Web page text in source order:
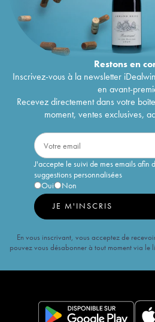
Restons en
Inscrivez-vous à la newsletter
en avant-
Recevez directement dans votre
moment, ventes exclusives,
J'accepte le suivi de mes emails afin
suggestions personnalisées
Oui
Non
JE M'INSCRIS
En vous inscrivant, vous acceptez de
pouvez vous désabonner à tout moment via le